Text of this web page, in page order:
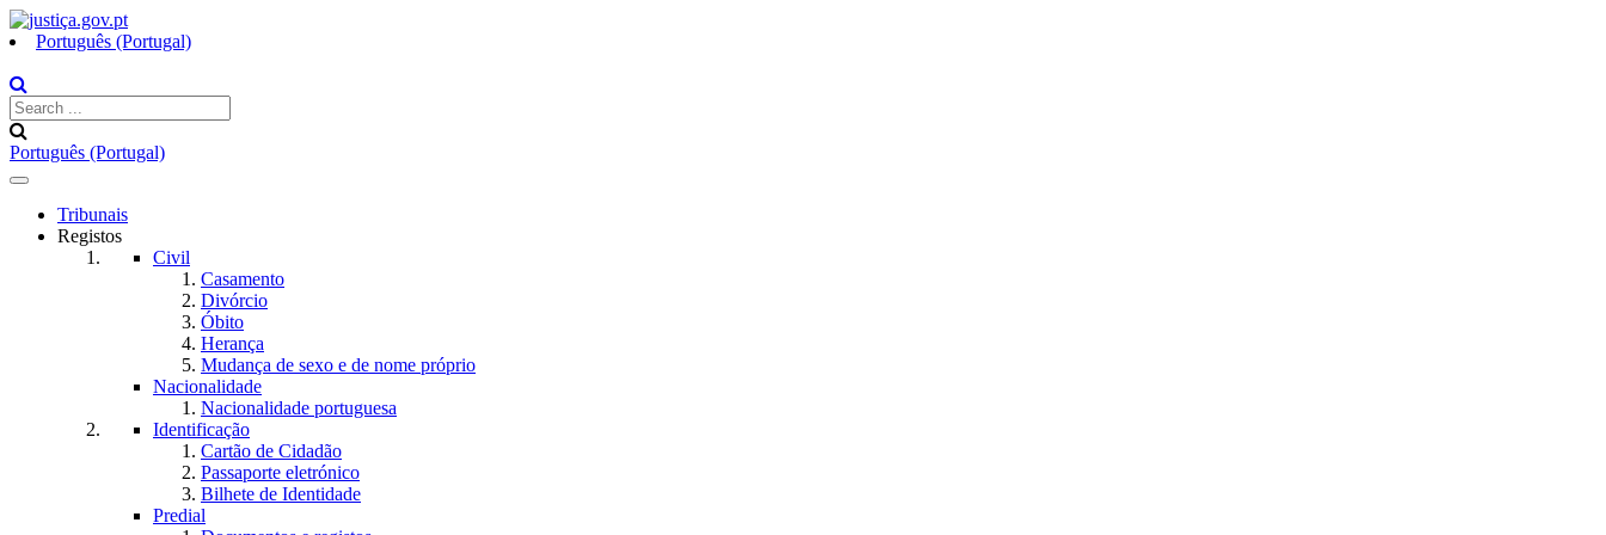
Português (Portugal)
Português (Portugal)
Toggle
navigationTribunais
Registos
Civil
Casamento
Divórcio
Óbito
Herança
Mudança de sexo e de nome próprio
Nacionalidade
Nacionalidade portuguesa
Identificação
Cartão de Cidadão
Passaporte eletrónico
Bilhete de Identidade
Predial